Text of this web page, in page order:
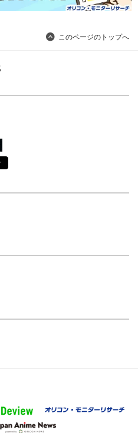
このページのトップへ